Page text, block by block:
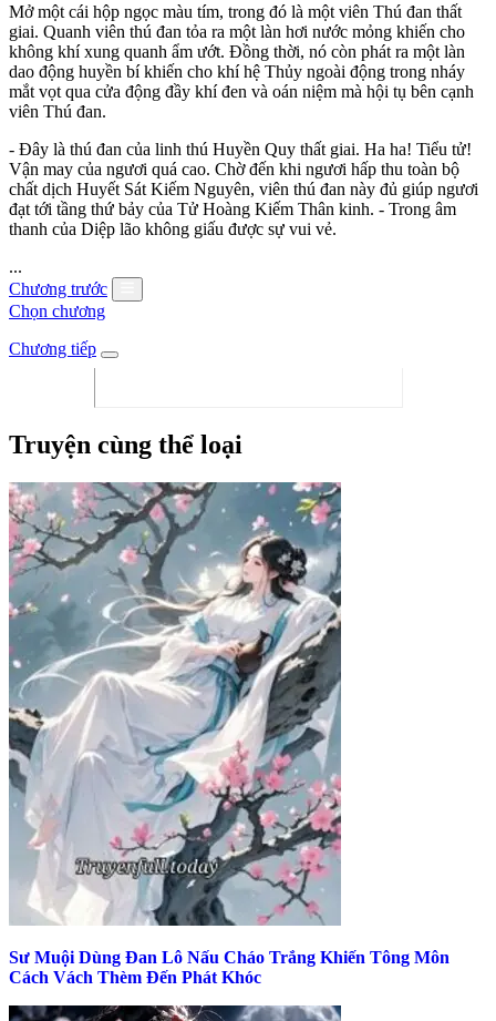
Mở một cái hộp ngọc màu tím, trong đó là một viên Thú đan thất
giai. Quanh viên thú đan tỏa ra một làn hơi nước mỏng khiến cho
không khí xung quanh ẩm ướt. Đồng thời, nó còn phát ra một làn
dao động huyền bí khiến cho khí hệ Thủy ngoài động trong nháy
mắt vọt qua cửa động đầy khí đen và oán niệm mà hội tụ bên cạnh
viên Thú đan.
- Đây là thú đan của linh thú Huyền Quy thất giai. Ha ha! Tiểu tử!
Vận may của ngươi quá cao. Chờ đến khi ngươi hấp thu toàn bộ
chất dịch Huyết Sát Kiếm Nguyên, viên thú đan này đủ giúp ngươi
đạt tới tầng thứ bảy của Tử Hoàng Kiếm Thân kinh. - Trong âm
thanh của Diệp lão không giấu được sự vui vẻ.
...
Chương trước
Chọn chương
Chương tiếp
Truyện cùng thể loại
Sư Muội Dùng Đan Lô Nấu Cháo Trắng Khiến Tông Môn
Cách Vách Thèm Đến Phát Khóc